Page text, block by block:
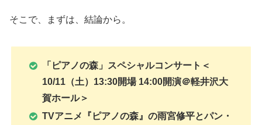
そこで、まずは、結論から。
「ピアノの森」スペシャルコンサート＜
10/11（土）13:30開場 14:00開演＠軽井沢大
賀ホール＞
TVアニメ『ピアノの森』の雨宮修平とパン・